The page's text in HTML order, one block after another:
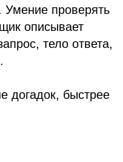
Умение проверять
описывает
тело ответа,
догадок, быстрее